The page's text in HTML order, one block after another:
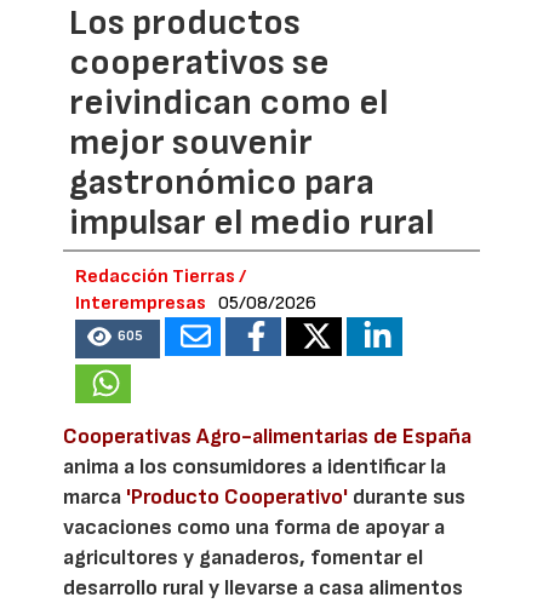
Los productos
cooperativos se
reivindican como el
mejor souvenir
gastronómico para
impulsar el medio rural
Redacción Tierras /
Interempresas
05/08/2026
605
Cooperativas Agro-alimentarias de España
anima a los consumidores a identificar la
marca 'Producto Cooperativo' durante sus
vacaciones como una forma de apoyar a
agricultores y ganaderos, fomentar el
desarrollo rural y llevarse a casa alimentos